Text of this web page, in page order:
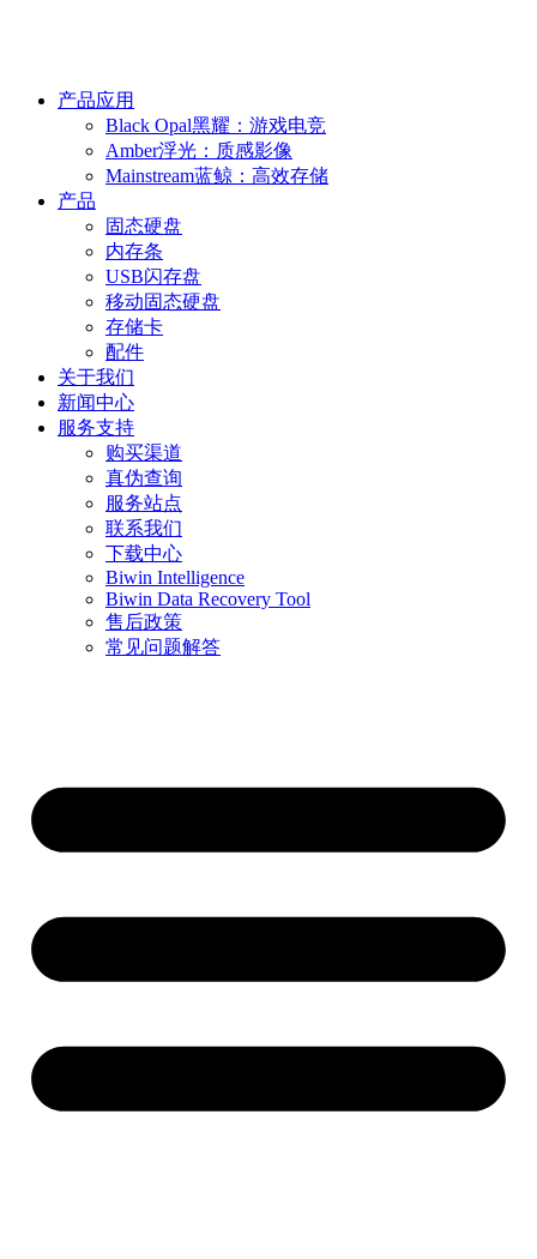
产品应用
Black Opal黑耀：游戏电竞
Amber浮光：质感影像
Mainstream蓝鲸：高效存储
产品
固态硬盘
内存条
USB闪存盘
移动固态硬盘
存储卡
配件
关于我们
新闻中心
服务支持
购买渠道
真伪查询
服务站点
联系我们
下载中心
Biwin Intelligence
Biwin Data Recovery Tool
售后政策
常见问题解答